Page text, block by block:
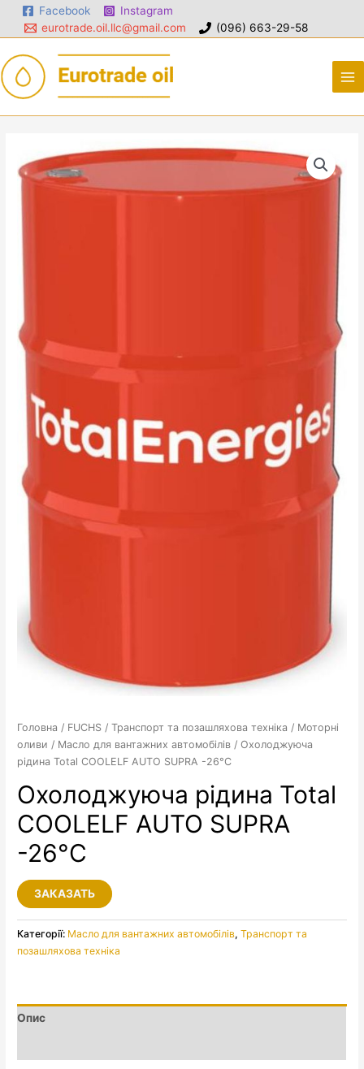
Facebook
Instagram
eurotrade.oil.llc@gmail.com
(096) 663-29-58
Головна / FUCHS /Транспорт та позашляхова техніка / Моторні
оливи / Масло для вантажних автомобілів / Охолоджуюча
рідина Total COOLELF AUTO SUPRA -26°C
Охолоджуюча рідина Total
COOLELF AUTO SUPRA
-26°C
ЗАКАЗАТЬ
Категорії: Масло для вантажних автомобілів,Транспорт та
позашляхова техніка
Опис